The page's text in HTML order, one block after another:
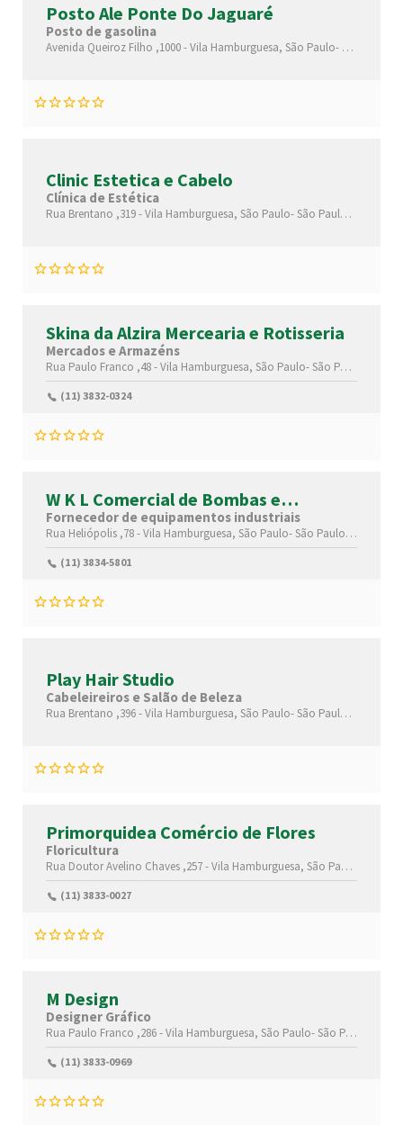
Posto Ale Ponte Do Jaguaré
Posto de gasolina
Avenida Queiroz Filho ,1000 -Vila Hamburguesa, São Paulo- São
Clinic Estetica e Cabelo
Clínica de Estética
Rua Brentano ,319 -Vila Hamburguesa, São Paulo-São Paulo(SP)
Skina da Alzira Mercearia e Rotisseria
Mercados e Armazéns
Rua Paulo Franco ,48 -Vila Hamburguesa, São Paulo-São Paulo(SP)
(11) 3832-0324
W K L Comercial de Bombas e
Equipamentos
Fornecedor de equipamentos industriais
Rua Heliópolis ,78 -Vila Hamburguesa, São Paulo-São Paulo(SP)
(11) 3834-5801
Play Hair Studio
Cabeleireiros e Salão de Beleza
Rua Brentano ,396 -Vila Hamburguesa, São Paulo-São Paulo(SP)
Primorquidea Comércio de Flores
Floricultura
Rua Doutor Avelino Chaves ,257 -Vila Hamburguesa, São Paulo-
(11) 3833-0027
M Design
Designer Gráfico
Rua Paulo Franco ,286 -Vila Hamburguesa, São Paulo-São Paulo(SP)
(11) 3833-0969